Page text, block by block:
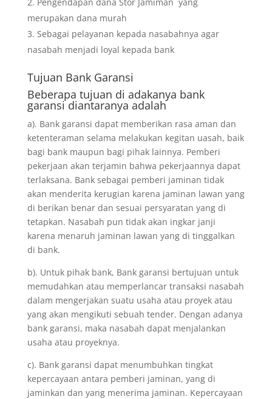
merupakan dana murah
Sebagai pelayanan kepada nasabahnya agar
nasabah menjadi loyal kepada bank
Tujuan Bank Garansi
Beberapa tujuan di adakanya bank
garansi diantaranya adalah
a). Bank garansi dapat memberikan rasa aman dan
ketenteraman selama melakukan kegitan uasah, baik
bagi bank maupun bagi pihak lainnya. Pemberi
pekerjaan akan terjamin bahwa pekerjaannya dapat
terlaksana. Bank sebagai pemberi jaminan tidak
akan menderita kerugian karena jaminan lawan yang
di berikan benar dan sesuai persyaratan yang di
tetapkan. Nasabah pun tidak akan ingkar janji
karena menaruh jaminan lawan yang di tinggalkan
di bank.
b). Untuk pihak bank, Bank garansi bertujuan untuk
memudahkan atau memperlancar transaksi nasabah
dalam mengerjakan suatu usaha atau proyek atau
yang akan mengikuti sebuah tender. Dengan adanya
bank garansi, maka nasabah dapat menjalankan
usaha atau proyeknya.
c). Bank garansi dapat menumbuhkan tingkat
kepercayaan antara pemberi jaminan, yang di
jaminkan dan yang menerima jaminan. Kepercayaan